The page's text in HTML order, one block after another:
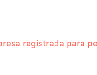
registrada para